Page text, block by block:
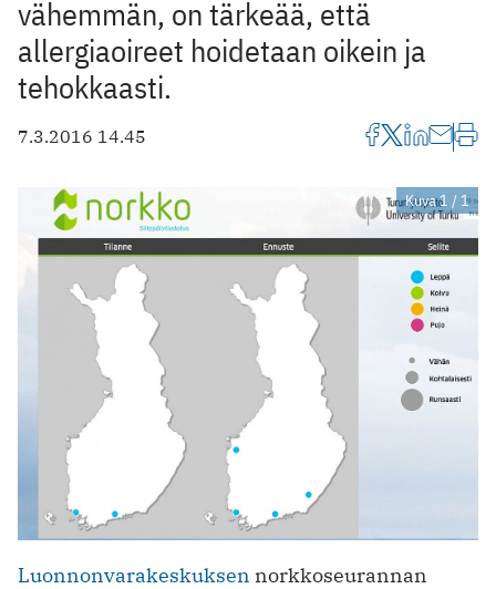
vähemmän, on tärkeää, että
allergiaoireet hoidetaan oikein ja
tehokkaasti.
7.3.2016 14.45
Kuva 1 / 1
Luonnonvarakeskuksen norkkoseurannan